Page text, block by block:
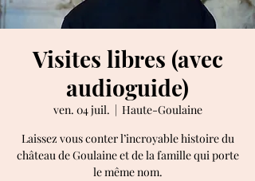
Visites libres (avec
audioguide)
ven. 04 juil.
  |
Haute-Goulaine
Laissez vous conter l’incroyable histoire du
château de Goulaine et de la famille qui porte
le même nom.